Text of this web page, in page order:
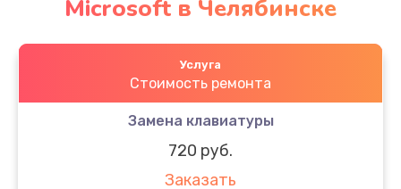
Microsoft в Челябинске
Услуга
Стоимость ремонта
Замена клавиатуры
720 руб.
Заказать